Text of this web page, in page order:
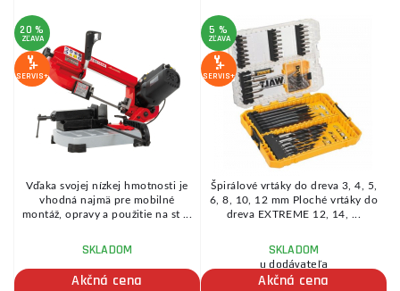
20 %
ZĽAVA
SERVIS+
Vďaka svojej nízkej hmotnosti je
vhodná najmä pre mobilné
montáž, opravy a použitie na st ...
SKLADOM
Akčná cena
5 %
ZĽAVA
SERVIS+
Špirálové vrtáky do dreva 3, 4, 5,
6, 8, 10, 12 mm Ploché vrtáky do
dreva EXTREME 12, 14, ...
SKLADOM
u dodávateľa
Akčná cena